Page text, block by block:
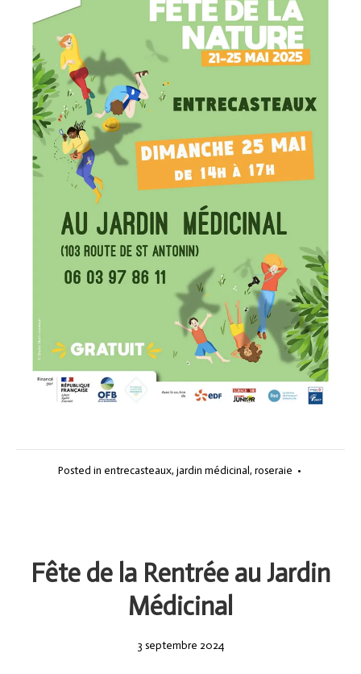
Posted in entrecasteaux, jardin médicinal, roseraie •
Fête de la Rentrée au Jardin
Médicinal
3 septembre 2024